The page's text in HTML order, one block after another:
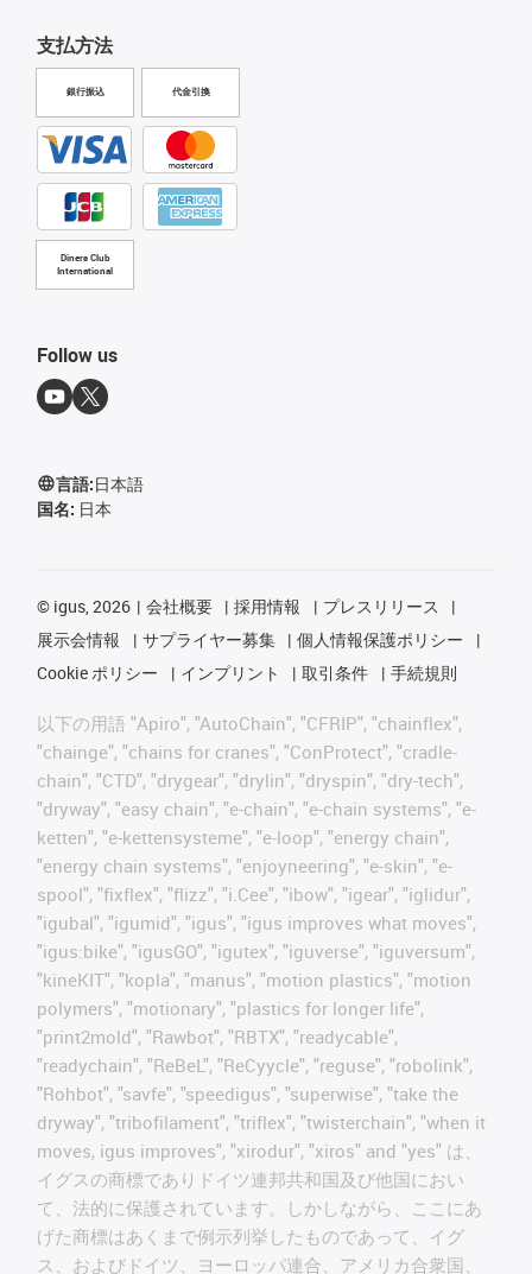
支払方法
銀行振込 代金引換
Diners Club
International
Follow us
言語:日本語
国名: 日本
© igus, 2026 会社概要 採用情報
プレスリリース
展示会情報
サプライヤー募集
個人情報保護ポリシー
Cookie ポリシー
インプリント 取引条件 手続規則
以下の用語 "Apiro", "AutoChain", "CFRIP", "chainflex",
"chainge", "chains for cranes", "ConProtect", "cradle-
chain", "CTD", "drygear", "drylin", "dryspin", "dry-tech",
"dryway", "easy chain", "e-chain", "e-chain systems", "e-
ketten", "e-kettensysteme", "e-loop", "energy chain",
"energy chain systems", "enjoyneering", "e-skin", "e-
spool", "fixflex", "flizz", "i.Cee", "ibow", "igear", "iglidur",
"igubal", "igumid", "igus", "igus improves what moves",
"igus:bike", "igusGO", "igutex", "iguverse", "iguversum",
"kineKIT", "kopla", "manus", "motion plastics", "motion
polymers", "motionary", "plastics for longer life",
"print2mold", "Rawbot", "RBTX", "readycable",
"readychain", "ReBeL", "ReCyycle", "reguse", "robolink",
"Rohbot", "savfe", "speedigus", "superwise", "take the
dryway", "tribofilament", "triflex", "twisterchain", "when it
moves, igus improves", "xirodur", "xiros" and "yes" は、
イグスの商標でありドイツ連邦共和国及び他国におい
て、法的に保護されています。しかしながら、ここにあ
げた商標はあくまで例示列挙したものであって、イグ
ス、およびドイツ、ヨーロッパ連合、アメリカ合衆国、